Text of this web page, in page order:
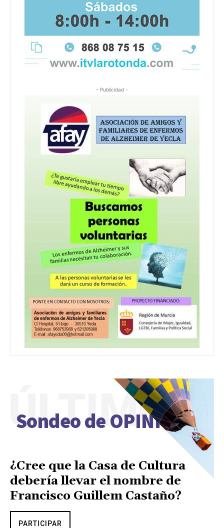
- Publicidad -
Sondeo de OPINIÓN
ÚLTIMO
¿Cree que la Casa de Cultura
debería llevar el nombre de
Francisco Guillem Castaño?
PARTICIPAR